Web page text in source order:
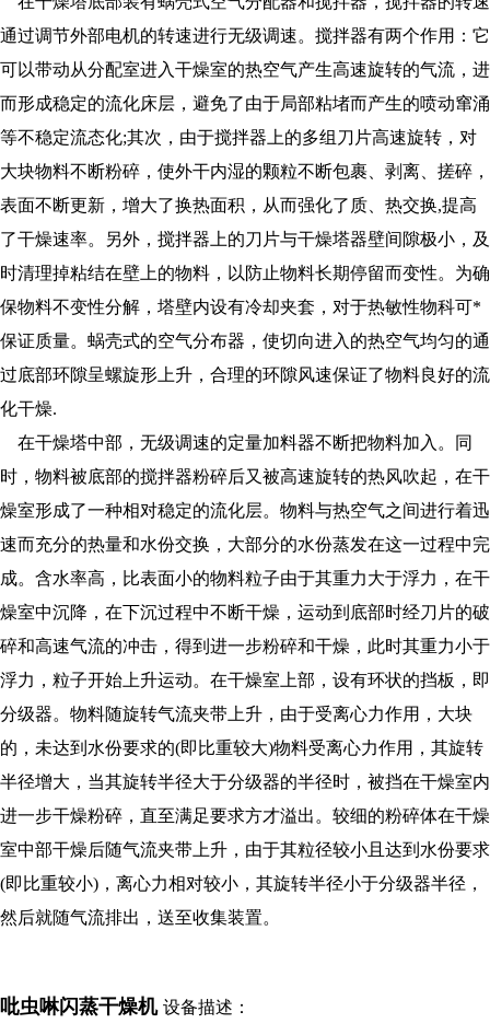
通过调节外部电机的转速进行无级调速。搅拌器有两个作用：它
可以带动从分配室进入干燥室的热空气产生高速旋转的气流，进
而形成稳定的流化床层，避免了由于局部粘堵而产生的喷动窜涌
等不稳定流态化;其次，由于搅拌器上的多组刀片高速旋转，对
大块物料不断粉碎，使外干内湿的颗粒不断包裹、剥离、搓碎，
表面不断更新，增大了换热面积，从而强化了质、热交换,提高
了干燥速率。另外，搅拌器上的刀片与干燥塔器壁间隙极小，及
时清理掉粘结在壁上的物料，以防止物料长期停留而变性。为确
保物料不变性分解，塔壁内设有冷却夹套，对于热敏性物科可*
保证质量。蜗壳式的空气分布器，使切向进入的热空气均匀的通
过底部环隙呈螺旋形上升，合理的环隙风速保证了物料良好的流
化干燥.
在干燥塔中部，无级调速的定量加料器不断把物料加入。同
时，物料被底部的搅拌器粉碎后又被高速旋转的热风吹起，在干
燥室形成了一种相对稳定的流化层。物料与热空气之间进行着迅
速而充分的热量和水份交换，大部分的水份蒸发在这一过程中完
成。含水率高，比表面小的物料粒子由于其重力大于浮力，在干
燥室中沉降，在下沉过程中不断干燥，运动到底部时经刀片的破
碎和高速气流的冲击，得到进一步粉碎和干燥，此时其重力小于
浮力，粒子开始上升运动。在干燥室上部，设有环状的挡板，即
分级器。物料随旋转气流夹带上升，由于受离心力作用，大块
的，未达到水份要求的(即比重较大)物料受离心力作用，其旋转
半径增大，当其旋转半径大于分级器的半径时，被挡在干燥室内
进一步干燥粉碎，直至满足要求方才溢出。较细的粉碎体在干燥
室中部干燥后随气流夹带上升，由于其粒径较小且达到水份要求
(即比重较小)，离心力相对较小，其旋转半径小于分级器半径，
然后就随气流排出，送至收集装置。
吡虫啉闪蒸干燥机 设备描述：